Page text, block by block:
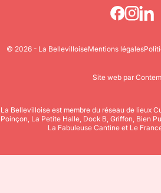
© 2026 - La BellevilloiseMentions légales
Site web par
La Bellevilloise est membre du réseau de lieux
Poinçon, La Petite Halle, Dock B, Griffon, Bien
La Fabuleuse Cantine et Le